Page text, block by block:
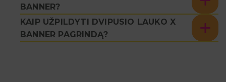
BANNER?
KAIP UŽPILDYTI DVIPUSIO LAUKO X
BANNER PAGRINDĄ?